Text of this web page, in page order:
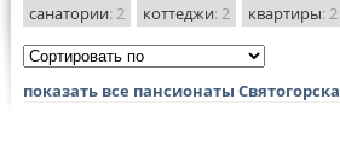
санатории: 2 коттеджи: 2 квартиры: 2
показать все пансионаты Святогорска